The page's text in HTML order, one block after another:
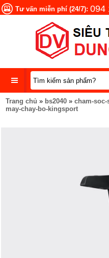
Tư vấn miễn phí (24/7): 094
DANH
MỤC
Trang chủ » bs2040 » cham-soc-
may-chay-bo-kingsport